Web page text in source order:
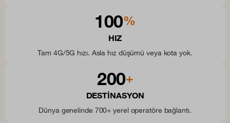
100%
HIZ
Tam 4G/5G hızı. Asla hız düşümü veya kota yok.
200+
DESTINASYON
Dünya genelinde 700+ yerel operatöre bağlantı.